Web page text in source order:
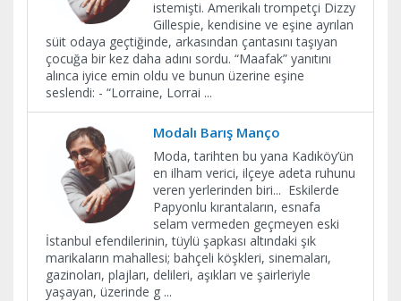
istemişti. Amerikalı trompetçi Dizzy
Gillespie, kendisine ve eşine ayrılan
süit odaya geçtiğinde, arkasından çantasını taşıyan
çocuğa bir kez daha adını sordu. “Maafak” yanıtını
alınca iyice emin oldu ve bunun üzerine eşine
seslendi: - “Lorraine, Lorrai ...
Modalı Barış Manço
Moda, tarihten bu yana Kadıköy’ün
en ilham verici, ilçeye adeta ruhunu
veren yerlerinden biri... Eskilerde
Papyonlu kırantaların, esnafa
selam vermeden geçmeyen eski
İstanbul efendilerinin, tüylü şapkası altındaki şık
marikaların mahallesi; bahçeli köşkleri, sinemaları,
gazinoları, plajları, delileri, aşıkları ve şairleriyle
yaşayan, üzerinde g ...